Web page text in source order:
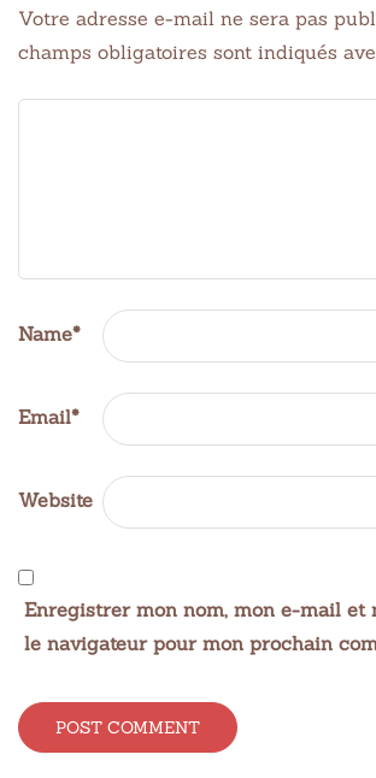
Votre adresse e-mail ne sera pas
champs obligatoires sont indiqués
Name*
Email*
Website
Enregistrer mon nom, mon e-mail et
le navigateur pour mon prochain